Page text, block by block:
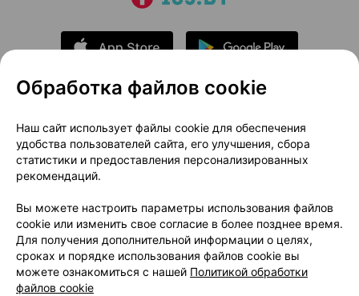
О проекте
Новости проекта
Размещение рекламы
Медицинский маркетинг
Публичный договор
Доставка
Способы оплаты
Вакансии
Партнеры
Написать руководителю 103.by
Написать в поддержку
Персональные настройки Cookie
Обработка файлов cookie
Наш сайт использует файлы cookie для обеспечения
удобства пользователей сайта, его улучшения, сбора
статистики и предоставления персонализированных
рекомендаций.
Вы можете настроить параметры использования файлов
cookie или изменить свое согласие в более позднее время.
Для получения дополнительной информации о целях,
сроках и порядке использования файлов cookie вы
можете ознакомиться с нашей Политикой обработки
файлов cookie